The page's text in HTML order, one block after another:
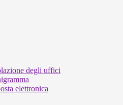
degli uffici
elettronica